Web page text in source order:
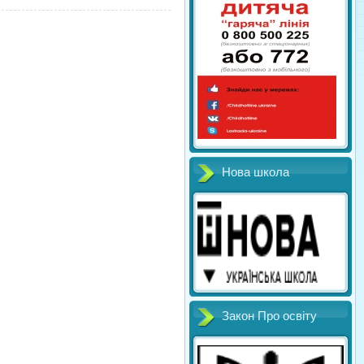
Нова школа
Закон Про освіту